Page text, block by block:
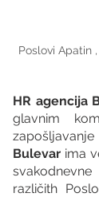
Poslovi Apatin
HR agencija
glavnim
Bulevar ima